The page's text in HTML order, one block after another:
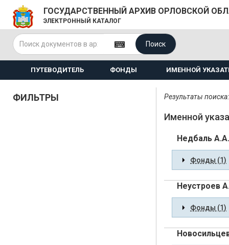
ГОСУДАРСТВЕННЫЙ АРХИВ ОРЛОВСКОЙ
ЭЛЕКТРОННЫЙ КАТАЛОГ
Поиск
ПУТЕВОДИТЕЛЬ ФОНДЫ ИМЕННОЙ
ФИЛЬТРЫ Результаты
Именной
Недбаль А.А.
Фонды (1)
Неустроев
Фонды (1)